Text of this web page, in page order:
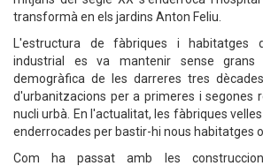
transformà en els jardins Anton Feliu.
L'estructura de fàbriques i habitatges
industrial es va mantenir sense grans
demogràfica de les darreres tres
d'urbanitzacions per a primeres i segones
nucli urbà. En l'actualitat, les fàbriques
enderrocades per bastir-hi nous habitatges
Com ha passat amb les